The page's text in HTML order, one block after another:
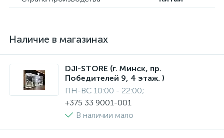
Наличие в магазинах
DJI-STORE (г. Минск, пр.
Победителей 9, 4 этаж. )
ПН-ВС 10:00 - 22:00;
+375 33 9001-001
В наличии мало